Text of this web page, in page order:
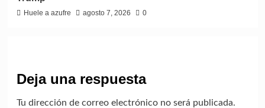
Huele a azufre agosto 7, 2026 0
Deja una respuesta
Tu dirección de correo electrónico no será publicada.